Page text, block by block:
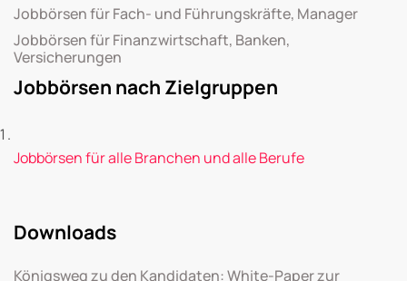
Jobbörsen für Fach- und Führungskräfte, Manager
Jobbörsen für Finanzwirtschaft, Banken,
Versicherungen
Jobbörsen nach Zielgruppen
Jobbörsen für alle Branchen und alle Berufe
Downloads
Königsweg zu den Kandidaten: White-Paper zur